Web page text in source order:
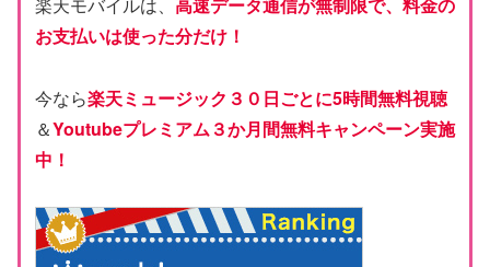
お支払いは使った分だけ！
今なら楽天ミュージック３０日ごとに5時間無料視聴
＆Youtubeプレミアム３か月間無料キャンペーン実施
中！